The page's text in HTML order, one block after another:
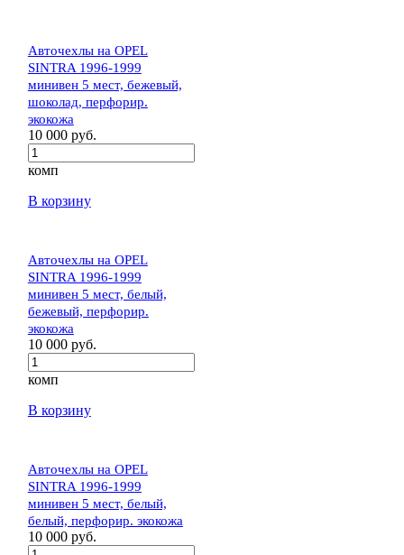
Авточехлы на OPEL
SINTRA 1996-1999
минивен 5 мест, бежевый,
шоколад, перфорир.
экокожа
10 000 руб.
комп
В корзину
Авточехлы на OPEL
SINTRA 1996-1999
минивен 5 мест, белый,
бежевый, перфорир.
экокожа
10 000 руб.
комп
В корзину
Авточехлы на OPEL
SINTRA 1996-1999
минивен 5 мест, белый,
белый, перфорир. экокожа
10 000 руб.